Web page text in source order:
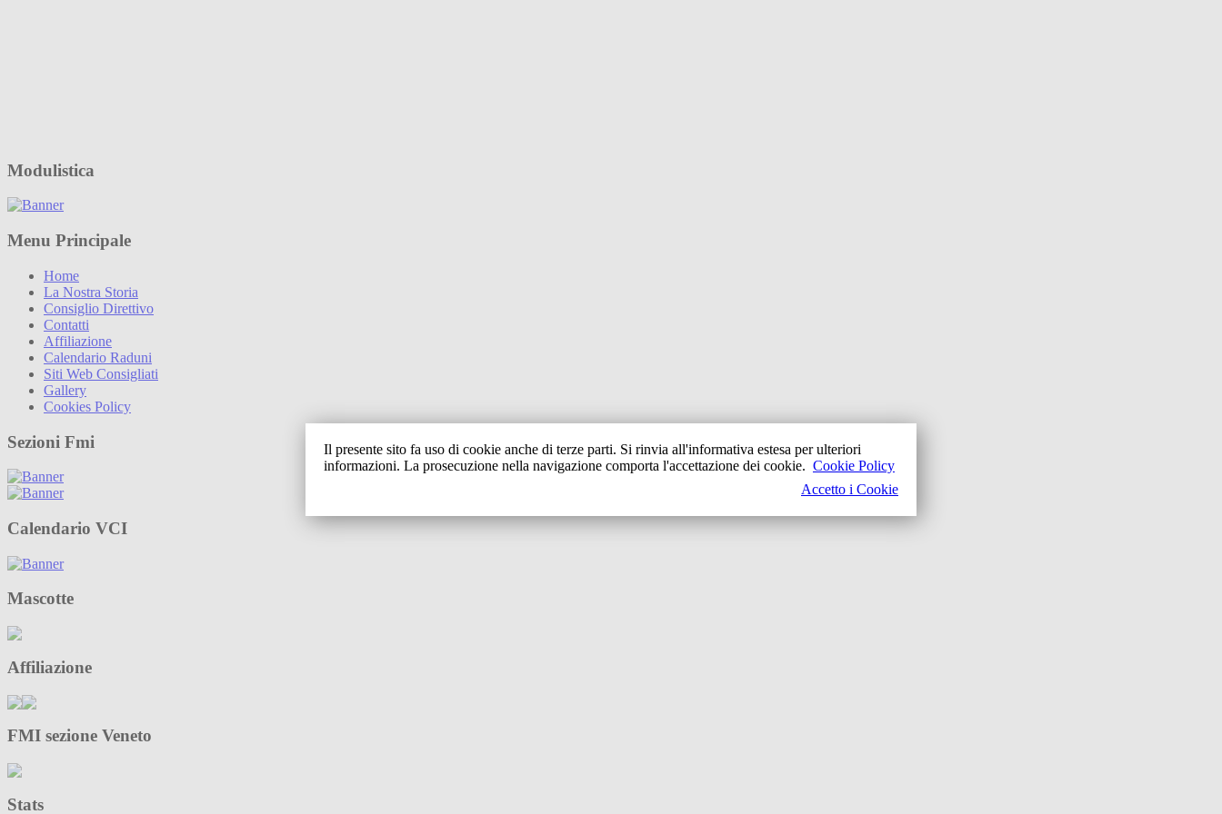
Modulistica
Menu Principale
Home
La Nostra Storia
Consiglio Direttivo
Contatti
Affiliazione
Calendario Raduni
Siti Web Consigliati
Gallery
Cookies Policy
Sezioni Fmi
Calendario VCI
Mascotte
Affiliazione
FMI sezione Veneto
Stats
Il presente sito fa uso di cookie anche di terze parti. Si rinvia all'informativa estesa per ulteriori
informazioni. La prosecuzione nella navigazione comporta l'accettazione dei cookie. Cookie Policy
Accetto i Cookie